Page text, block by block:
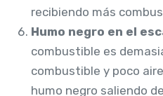
recibiendo más
Humo negro en el
combustible es
combustible y poco
humo negro saliendo